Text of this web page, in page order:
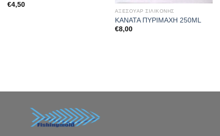
€4,50
ΑΞΕΣΟΥΑΡ ΣΙΛΙΚΟΝΗΣ
ΚΑΝΑΤΑ ΠΥΡΙΜΑΧΗ 250ML
€8,00